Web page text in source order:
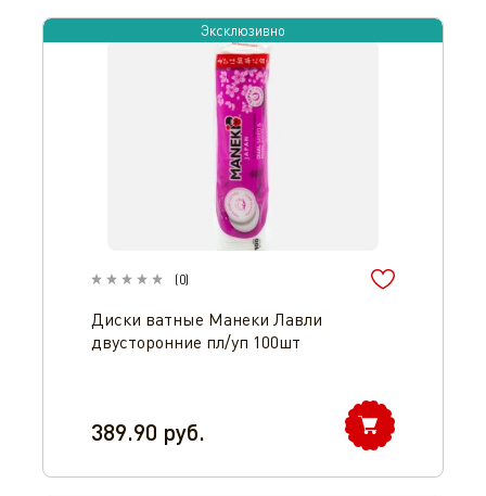
Эксклюзивно
(0)
Диски ватные Манеки Лавли
двусторонние пл/уп 100шт
389.90 руб.